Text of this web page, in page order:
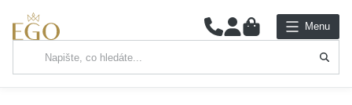
0 Menu
Hlavní kategorie